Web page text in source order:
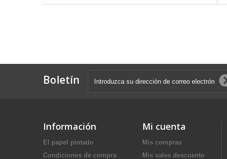
Boletín
Información
El papel pintado
Condiciones de compra
Mi cuenta
Mis compras
Mis vales descuento